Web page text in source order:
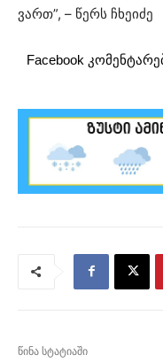
ვართ”, – წერს ჩხეიძე
Facebook
წინა სტატიაში